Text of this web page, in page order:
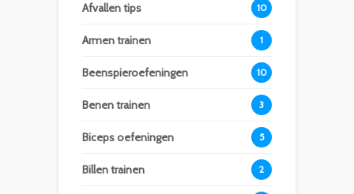
Afvallen tips 10
Armen trainen 1
Beenspieroefeningen 10
Benen trainen 3
Biceps oefeningen 5
Billen trainen 2